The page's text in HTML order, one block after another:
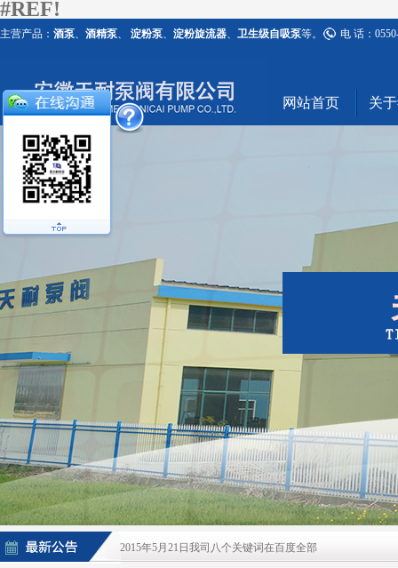
#REF!
主营产品： 酒泵、 酒精泵、 淀粉泵、 淀粉旋流器、 卫生级自吸泵等。 电 话：
网站首页 关
2015年5月21日我司八个关键词在百度全部